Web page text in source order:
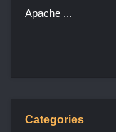
Apache ...
Categories